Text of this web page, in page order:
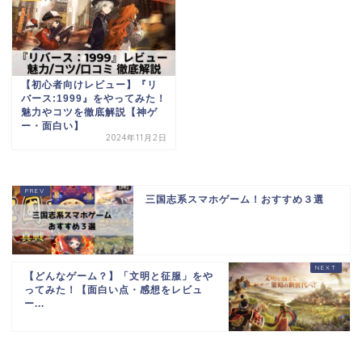
【初心者向けレビュー】『リ
バース:1999』をやってみた！
魅力やコツを徹底解説【神ゲ
ー・面白い】
2024年11月2日
三国志系スマホゲーム！おすすめ３選
【どんなゲーム？】「文明と征服」をや
ってみた！【面白い点・感想をレビュ
ー...